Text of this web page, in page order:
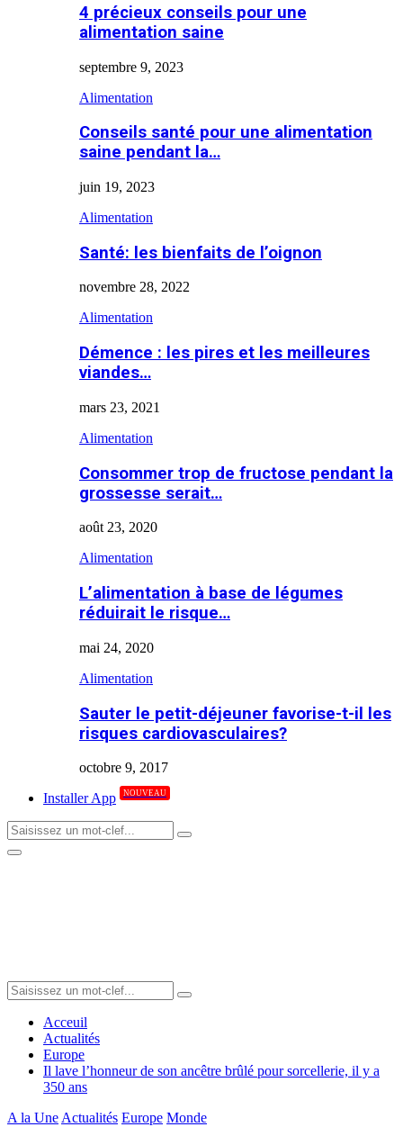
4 précieux conseils pour une
alimentation saine
septembre 9, 2023
Alimentation
Conseils santé pour une alimentation
saine pendant la…
juin 19, 2023
Alimentation
Santé: les bienfaits de l’oignon
novembre 28, 2022
Alimentation
Démence : les pires et les meilleures
viandes…
mars 23, 2021
Alimentation
Consommer trop de fructose pendant la
grossesse serait…
août 23, 2020
Alimentation
L’alimentation à base de légumes
réduirait le risque…
mai 24, 2020
Alimentation
Sauter le petit-déjeuner favorise-t-il les
risques cardiovasculaires?
octobre 9, 2017
Installer App
NOUVEAU
Search
for:
Search
Primary
Search
for:
Search
Acceuil
Actualités
Europe
Il lave l’honneur de son ancêtre brûlé pour sorcellerie, il y a
350 ans
A la Une Actualités Europe Monde